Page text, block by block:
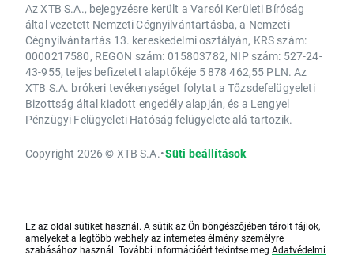
Az XTB S.A., bejegyzésre került a Varsói Kerületi Bíróság
által vezetett Nemzeti Cégnyilvántartásba, a Nemzeti
Cégnyilvántartás 13. kereskedelmi osztályán, KRS szám:
0000217580, REGON szám: 015803782, NIP szám: 527-24-
43-955, teljes befizetett alaptőkéje 5 878 462,55 PLN. Az
XTB S.A. brókeri tevékenységet folytat a Tőzsdefelügyeleti
Bizottság által kiadott engedély alapján, és a Lengyel
Pénzügyi Felügyeleti Hatóság felügyelete alá tartozik.
Copyright 2026 © XTB S.A.•Süti beállítások
Ez az oldal sütiket használ. A sütik az Ön böngészőjében tárolt fájlok,
amelyeket a legtöbb webhely az internetes élmény személyre
szabásához használ. További információért tekintse meg Adatvédelmi